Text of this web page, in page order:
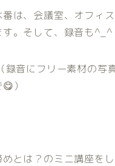
は、会議室、オフィ
す。そして、録音も^_^
音にフリー素材の写
）
とは？のミニ講座を